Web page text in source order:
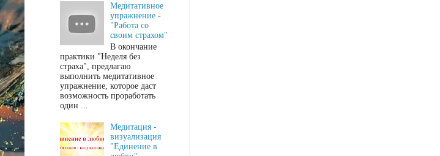
Медитативное
упражнение -
"Работа со
своим страхом"
В окончание
практики "Неделя без
страха", предлагаю
выполнить медитативное
упражнение, которое даст
возможность проработать
один ...
Медитация -
визуализация
"Единение в